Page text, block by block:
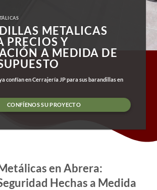
METALICAS
PRECIOS Y
A MEDIDA DE
confían en Cerrajería JP para sus barandillas en
CONFÍENOS SU PROYECTO
en Abrera:
Hechas a Medida